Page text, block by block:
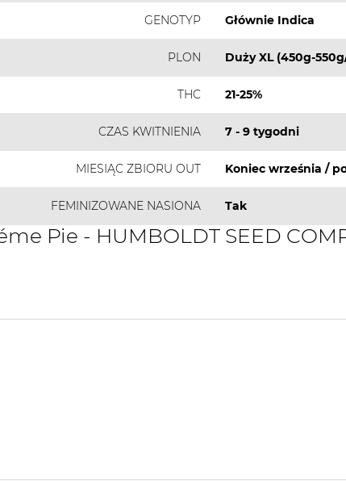
GENOTYP Głównie Indica
PLON Duży XL (450g-
THC 21-25%
CZAS KWITNIENIA 7 - 9 tygodni
MIESIĄC ZBIORU OUT Koniec września /
FEMINIZOWANE NASIONA Tak
Pie - HUMBOLDT SEED